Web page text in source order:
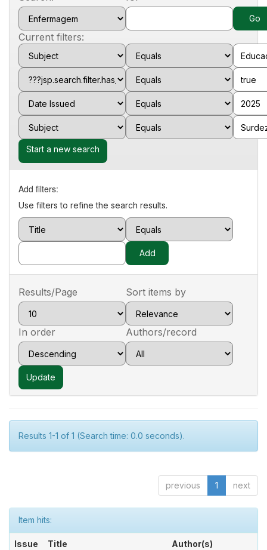
Current filters:
Start a new search
Add filters:
Use filters to refine the search results.
Results/Page Sort items by
In order Authors/record
Results 1-1 of 1 (Search time: 0.0 seconds).
previous 1 next
Item hits:
Issue
Title Author(s)